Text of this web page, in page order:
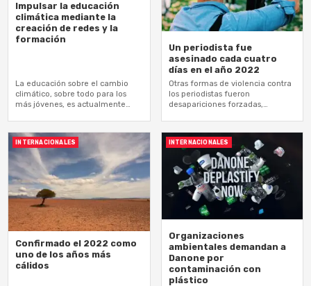
Impulsar la educación
climática mediante la
creación de redes y la
formación
La educación sobre el cambio
climático, sobre todo para los
más jóvenes, es actualmente
Un periodista fue
asesinado cada cuatro
días en el año 2022
Otras formas de violencia contra
los periodistas fueron
desapariciones forzadas,
INTERNACIONALES
Confirmado el 2022 como
uno de los años más
cálidos
INTERNACIONALES
Organizaciones
ambientales demandan a
Danone por
contaminación con
plástico